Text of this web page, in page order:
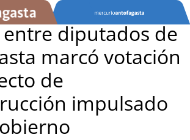
diputados de
marcó votación
de
impulsado